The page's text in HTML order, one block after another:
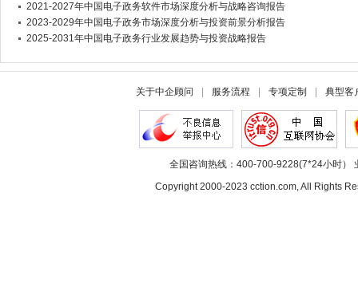
2021-2027年中国电子政务软件市场深度分析与战略咨询报告
2023-2029年中国电子政务市场深度分析与投资前景分析报告
2025-2031年中国电子政务行业发展趋势与投资战略报告
关于中企顾问 服务流程 专项定制 典型客
全国咨询热线：400-700-9228(7*24小时）
Copyright 2000-2023 cction.com, All Rights